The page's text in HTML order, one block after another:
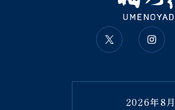
2026年8月